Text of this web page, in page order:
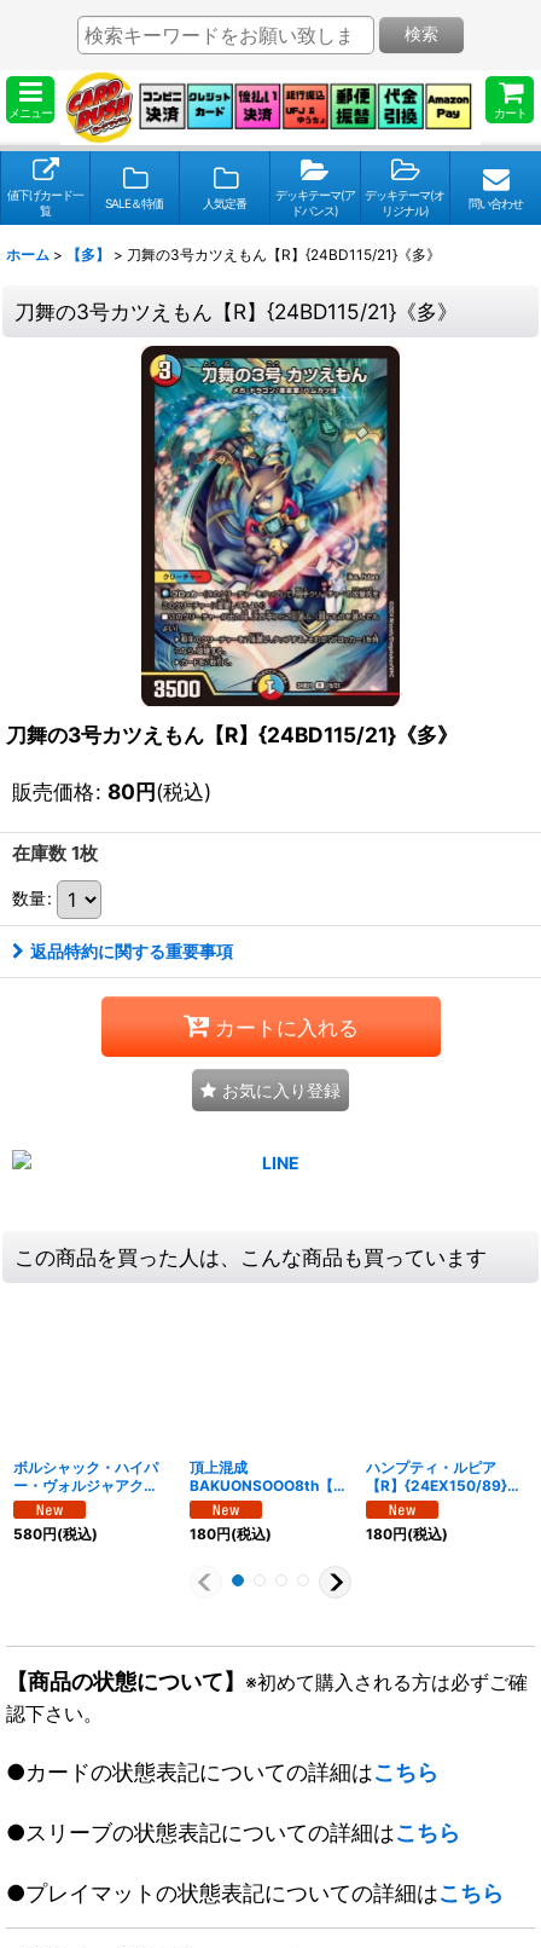
メニュー カート
検索
値下げカード一
覧
SALE＆特価 人気定番
デッキテーマ(ア
ドバンス)
デッキテーマ(オ
リジナル)
問い合わせ
ホーム > 【多】 > 刀舞の3号カツえもん【R】{24BD115/21}《多》
刀舞の3号カツえもん【R】{24BD115/21}《多》
刀舞の3号カツえもん【R】{24BD115/21}《多》
販売価格: 80円(税込)
在庫数 1枚
数量:
返品特約に関する重要事項
カートに入れる
お気に入り登録
この商品を買った人は、こんな商品も買っています
ボルシャック・ハイパ
ー・ヴォルジャアク
【SR】{24RP2S7/S10}
《火》
580円(税込)
頂上混成
BAKUONSOOO8th【S
R】{24EX217/100}
《多》
180円(税込)
ハンプティ・ルピア
【R】{24EX150/89}
《多》
180円(税込)
【商品の状態について】 ※初めて購入される方は必ずご確
認下さい。
●カードの状態表記についての詳細はこちら
●スリーブの状態表記についての詳細はこちら
●プレイマットの状態表記についての詳細はこちら